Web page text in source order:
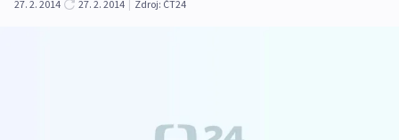
27. 2. 2014
27. 2. 2014 | Zdroj: ČT24